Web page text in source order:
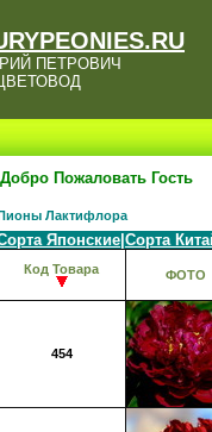
ПЕТРОВИЧ
Добро Пожаловать Гость
Лактифлора
Японские Сорта
Код Товара ФОТО
454